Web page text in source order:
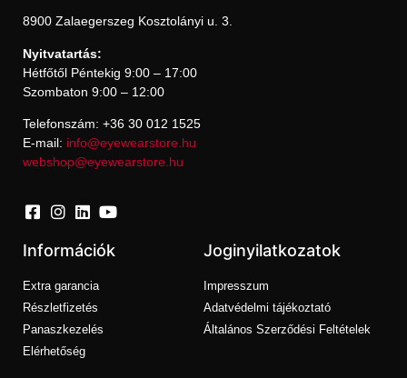
8900 Zalaegerszeg Kosztolányi u. 3.
Nyitvatartás:
Hétfőtől Péntekig 9:00 – 17:00
Szombaton 9:00 – 12:00
Telefonszám: +36 30 012 1525
E-mail: info@eyewearstore.hu
webshop@eyewearstore.hu
Információk
Extra garancia
Részletfizetés
Panaszkezelés
Elérhetőség
Joginyilatkozatok
Impresszum
Adatvédelmi tájékoztató
Általános Szerződési Feltételek